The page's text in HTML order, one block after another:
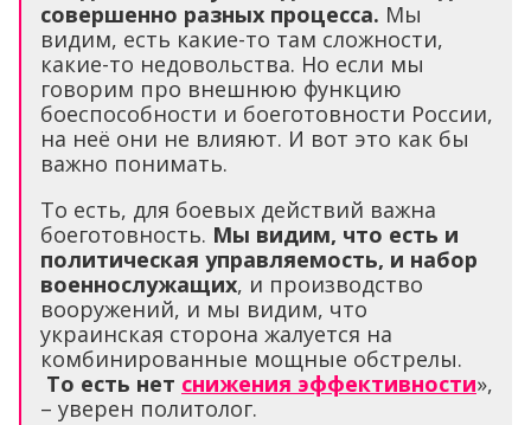
совершенно разных процесса. Мы
видим, есть какие-то там сложности,
какие-то недовольства. Но если мы
говорим про внешнюю функцию
боеспособности и боеготовности России,
на неё они не влияют. И вот это как бы
важно понимать.
То есть, для боевых действий важна
боеготовность. Мы видим, что есть и
политическая управляемость, и набор
военнослужащих, и производство
вооружений, и мы видим, что
украинская сторона жалуется на
комбинированные мощные обстрелы.
То есть нет снижения эффективности»,
– уверен политолог.